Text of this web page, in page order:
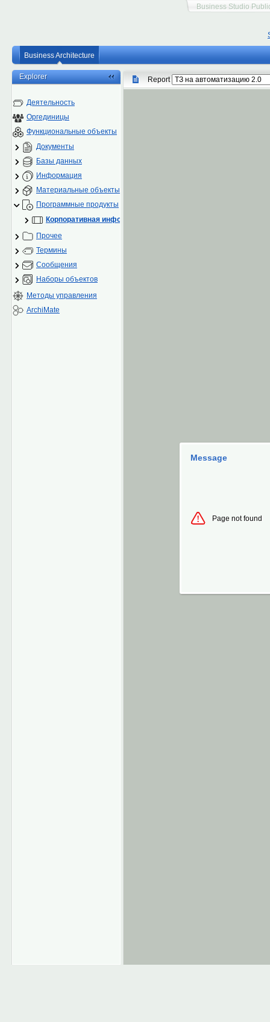
Business Studio
Business Architecture
Explorer
Деятельность
Оргединицы
Функциональные объекты
Документы
Базы данных
Информация
Материальные объекты
Программные продукты
Корпоративная информационная система
Прочее
Термины
Сообщения
Наборы объектов
Методы управления
ArchiMate
Report